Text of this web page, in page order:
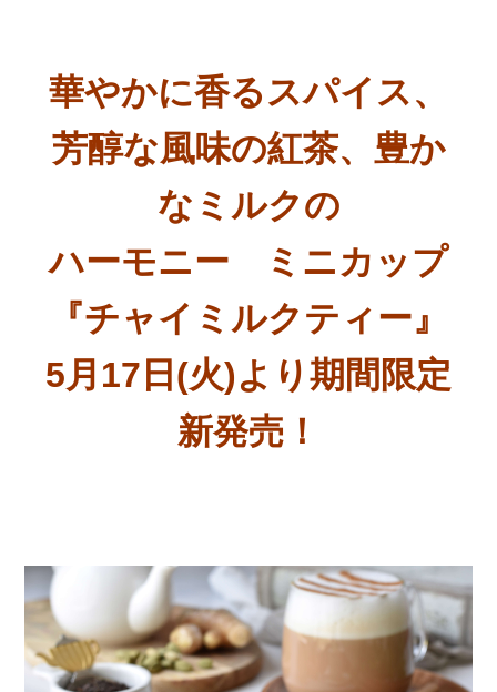
華やかに香るスパイス、
芳醇な風味の紅茶、豊か
なミルクの
ハーモニー ミニカップ
『チャイミルクティー』
5月17日(火)より期間限定
新発売！